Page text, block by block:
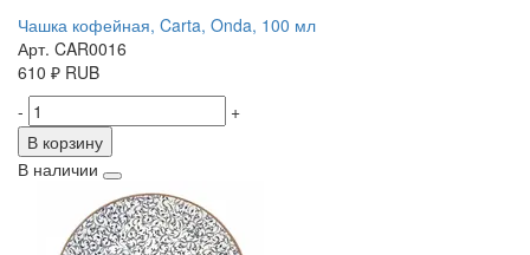
Чашка кофейная, Carta, Onda, 100 мл
Арт. CAR0016
610 ₽ RUB
-
+
В корзину
В наличии